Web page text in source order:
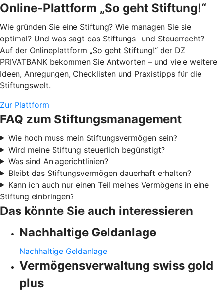
Online-Plattform „So geht Stiftung!“
Wie gründen Sie eine Stiftung? Wie managen Sie sie
optimal? Und was sagt das Stiftungs- und Steuerrecht?
Auf der Onlineplattform „So geht Stiftung!“ der DZ
PRIVATBANK bekommen Sie Antworten – und viele weitere
Ideen, Anregungen, Checklisten und Praxistipps für die
Stiftungswelt.
Zur Plattform
FAQ zum Stiftungsmanagement
Wie hoch muss mein Stiftungsvermögen sein?
Wird meine Stiftung steuerlich begünstigt?
Was sind Anlagerichtlinien?
Bleibt das Stiftungsvermögen dauerhaft erhalten?
Kann ich auch nur einen Teil meines Vermögens in eine
Stiftung einbringen?
Das könnte Sie auch interessieren
Nachhaltige Geldanlage
Nachhaltige Geldanlage
Vermögensverwaltung swiss gold
plus